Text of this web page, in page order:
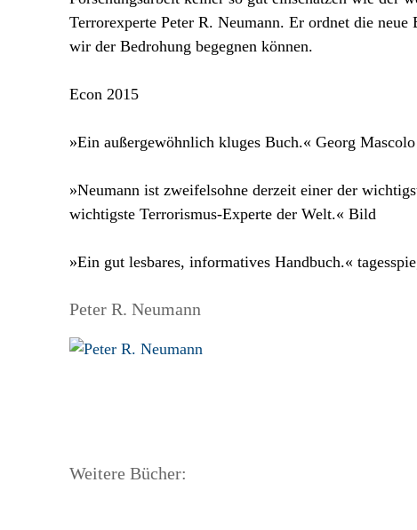
Terrorexperte Peter R. Neumann. Er ordnet die
wir der Bedrohung begegnen können.
Econ 2015
»Ein außergewöhnlich kluges Buch.« Georg Mascolo
»Neumann ist zweifelsohne derzeit einer der
wichtigste Terrorismus-Experte der Welt.« Bild
»Ein gut lesbares, informatives Handbuch.«
Peter R. Neumann
Weitere Bücher: